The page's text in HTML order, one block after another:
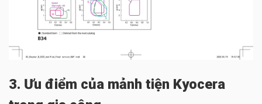
3. Ưu điểm của mảnh tiện Kyocera